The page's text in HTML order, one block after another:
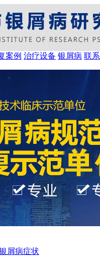
案例 治疗设备 银屑病 联
屑病症状